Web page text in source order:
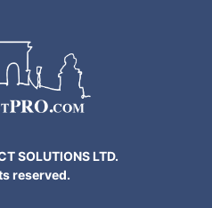
SOLUTIONS LTD.
reserved.